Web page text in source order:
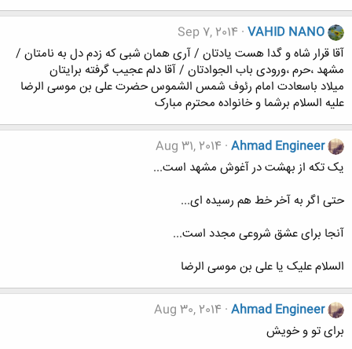
VAHID NANO
Sep 7, 2014
آقا قرار شاه و گدا هست یادتان / آری همان شبی که زدم دل به نامتان /
مشهد ،حرم ،ورودی باب الجوادتان / آقا دلم عجیب گرفته برایتان
میلاد باسعادت امام رئوف شمس الشموس حضرت علی بن موسی الرضا
علیه السلام برشما و خانواده محترم مبارک
Ahmad Engineer
Aug 31, 2014
یک تکه از بهشت در آغوش مشهد است...
حتی اگر به آخر خط هم رسیده ای...
آنجا برای عشق شروعی مجدد است...
السلام علیک یا علی بن موسی الرضا
Ahmad Engineer
Aug 30, 2014
برای تو و خويش